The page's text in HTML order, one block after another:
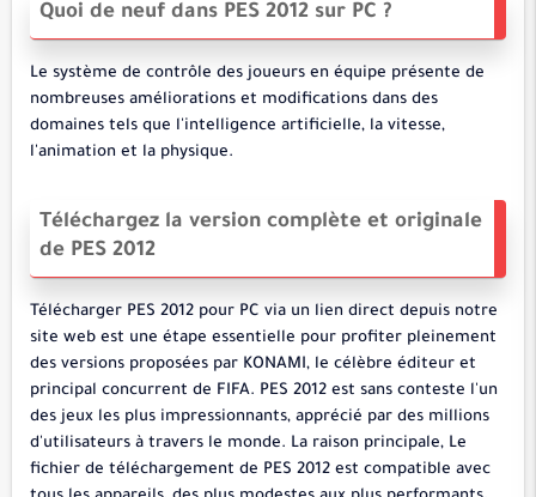
Quoi de neuf dans PES 2012 sur PC ?
Le système de contrôle des joueurs en équipe présente de
nombreuses améliorations et modifications dans des
domaines tels que l'intelligence artificielle, la vitesse,
l'animation et la physique.
Téléchargez la version complète et originale
de PES 2012
Télécharger PES 2012 pour PC via un lien direct depuis notre
site web est une étape essentielle pour profiter pleinement
des versions proposées par KONAMI, le célèbre éditeur et
principal concurrent de FIFA. PES 2012 est sans conteste l'un
des jeux les plus impressionnants, apprécié par des millions
d'utilisateurs à travers le monde. La raison principale, Le
fichier de téléchargement de PES 2012 est compatible avec